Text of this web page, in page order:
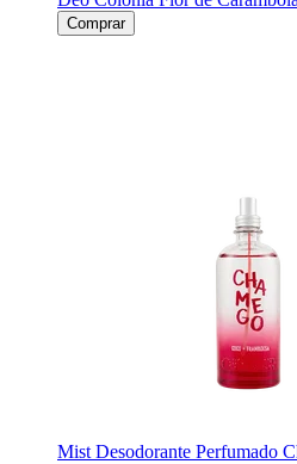
Comprar
Mist Desodorante Perfumado